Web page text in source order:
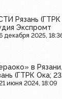
Рязань
Экспромт
декабря 2025,
в
(ГТРК Ока;
июня 2024, 18:09